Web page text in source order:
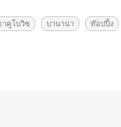
าคูโบวิซ บานาน่า ท๊อปปิ้ง